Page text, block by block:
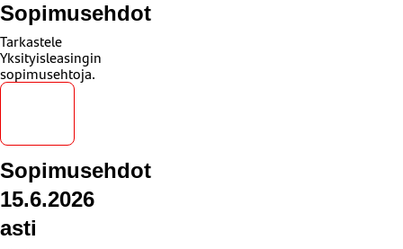
Sopimusehdot
Tarkastele
Yksityisleasingin
sopimusehtoja.
Sopimusehdot
15.6.2026
asti